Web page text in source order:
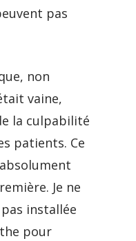
pas
non
vaine,
la culpabilité
patients. Ce
Je ne
installée
pour